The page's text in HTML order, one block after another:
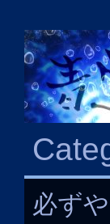
必ず